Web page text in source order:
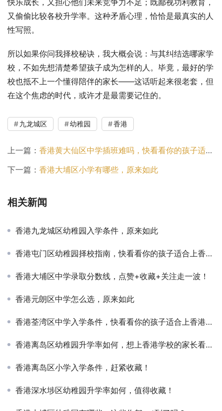
又偷偷比较各校升学率。这种矛盾心理，恰恰是最真实的人
性写照。
所以如果你问我择校秘诀，我大概会说：与其纠结选哪家学
校，不如先想清楚希望孩子成为怎样的人。毕竟，最好的学
校也抵不上一个懂得陪伴的家长——这话听起来很老套，但
在这个焦虑的时代，或许才是最需要记住的。
九龙城区 幼稚园 香港
上一篇： 香港黄大仙区中学插班难吗，快看看你的孩子适合上香港的学校吗？
下一篇： 香港大埔区小学有哪些，原来如此
相关新闻
香港九龙城区幼稚园入学条件，原来如此
香港屯门区幼稚园择校指南，快看看你的孩子适合上香港的学校吗？
香港大埔区中学录取分数线，点赞+收藏+关注走一波！
香港元朗区中学怎么选，原来如此
香港荃湾区中学入学条件，快看看你的孩子适合上香港的学校吗？
香港离岛区幼稚园升学率如何，想上香港学校的家长看过来吧！
香港离岛区小学入学条件，赶紧收藏！
香港深水埗区幼稚园升学率如何，值得收藏！